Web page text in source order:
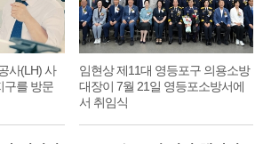
사(LH) 사
구를 방문
임현상 제11대 영등포구 의용소방
대장이 7월 21일 영등포소방서에
서 취임식